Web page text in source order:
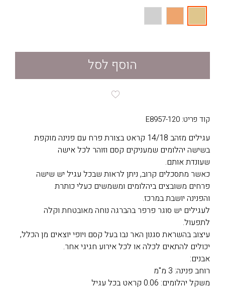
הוסף לסל
קוד פריט: E8957-120
עגילים מזהב 14/18 קראט בצורת פרח עם פנינה מוקפת
בשישה יהלומים שמעניקים קסם וזוהר לכל אישה
שעונדת אותם.
כאשר מתסכלים קרוב, ניתן לראות שבכל עגיל יש שישה
פרחים משובצים ביהלומים ומשמשים כעלי כותרת
והפנינה יושבת במרכז.
לעגילים יש סוגר פרפר בהברגה נוחה מאובטחת וקלה
לתפעול.
עיצוב בהשראת סגנון האר נבו בעל קסם ויופי יוצאים מן הכלל,
יכולים להתאים לכלה או לכל אירוע חגיגי אחר.
אבנים:
רוחב פנינה: 3 מ"מ
משקל יהלומים: 0.06 קראט בכל עגיל